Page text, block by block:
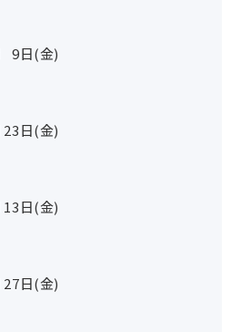
9日(金)
23日(金)
13日(金)
27日(金)